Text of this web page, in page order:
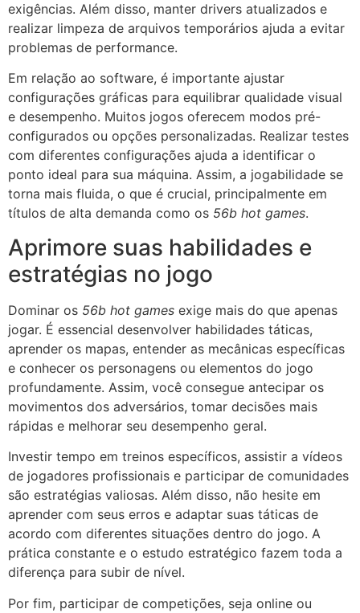
exigências. Além disso, manter drivers atualizados e
realizar limpeza de arquivos temporários ajuda a evitar
problemas de performance.
Em relação ao software, é importante ajustar
configurações gráficas para equilibrar qualidade visual
e desempenho. Muitos jogos oferecem modos pré-
configurados ou opções personalizadas. Realizar testes
com diferentes configurações ajuda a identificar o
ponto ideal para sua máquina. Assim, a jogabilidade se
torna mais fluida, o que é crucial, principalmente em
títulos de alta demanda como os 56b hot games.
Aprimore suas habilidades e
estratégias no jogo
Dominar os 56b hot games exige mais do que apenas
jogar. É essencial desenvolver habilidades táticas,
aprender os mapas, entender as mecânicas específicas
e conhecer os personagens ou elementos do jogo
profundamente. Assim, você consegue antecipar os
movimentos dos adversários, tomar decisões mais
rápidas e melhorar seu desempenho geral.
Investir tempo em treinos específicos, assistir a vídeos
de jogadores profissionais e participar de comunidades
são estratégias valiosas. Além disso, não hesite em
aprender com seus erros e adaptar suas táticas de
acordo com diferentes situações dentro do jogo. A
prática constante e o estudo estratégico fazem toda a
diferença para subir de nível.
Por fim, participar de competições, seja online ou